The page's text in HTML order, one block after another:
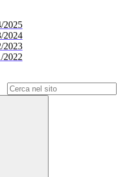
2025
2024
2023
2022